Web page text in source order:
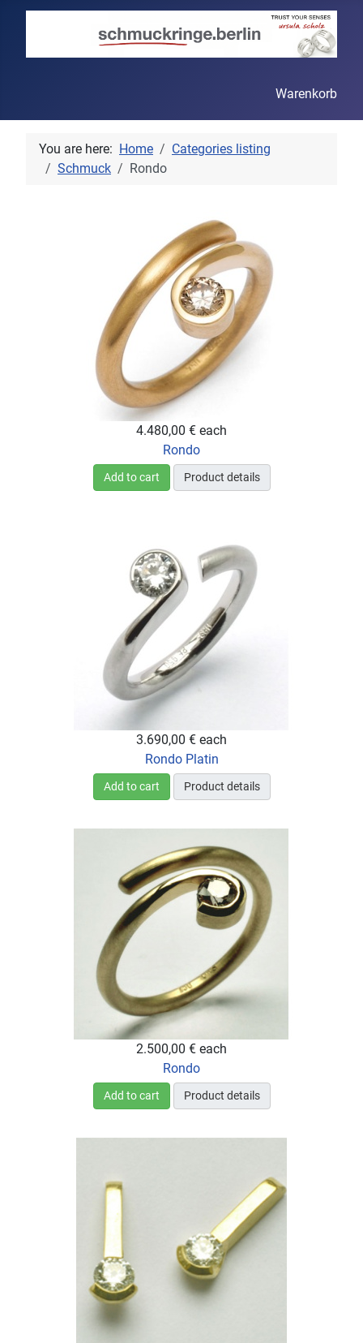
Warenkorb
You are here: Home
Categories listing
Schmuck
Rondo
4.480,00 € each
Rondo
Add to cart Product details
3.690,00 € each
Rondo Platin
Add to cart Product details
2.500,00 € each
Rondo
Add to cart Product details